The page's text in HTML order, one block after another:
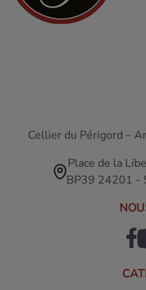
Cellier du Périgord –
Place de la
BP39 24201 -